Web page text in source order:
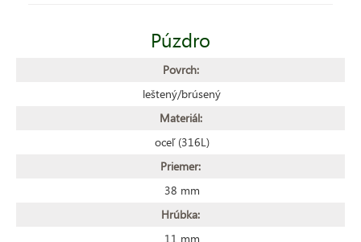
Púzdro
Povrch:
leštený/brúsený
Materiál:
oceľ (316L)
Priemer:
38 mm
Hrúbka:
11 mm